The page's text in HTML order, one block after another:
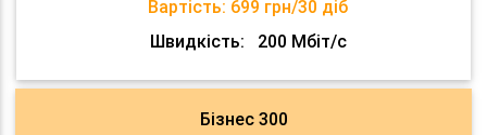
Вартість: 699 грн/30 діб
Швидкість:
200 Мбіт/с
Бізнес 300